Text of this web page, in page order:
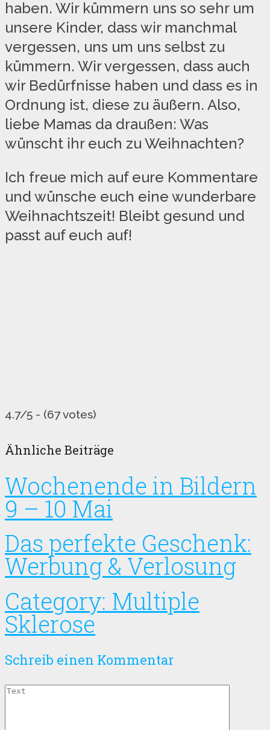
haben. Wir kümmern uns so sehr um
unsere Kinder, dass wir manchmal
vergessen, uns um uns selbst zu
kümmern. Wir vergessen, dass auch
wir Bedürfnisse haben und dass es in
Ordnung ist, diese zu äußern. Also,
liebe Mamas da draußen: Was
wünscht ihr euch zu Weihnachten?
Ich freue mich auf eure Kommentare
und wünsche euch eine wunderbare
Weihnachtszeit! Bleibt gesund und
passt auf euch auf!
4.7/5 - (67 votes)
Ähnliche Beiträge
Wochenende in Bildern
9 – 10 Mai
Das perfekte Geschenk:
Werbung & Verlosung
Category: Multiple
Sklerose
Schreib einen Kommentar